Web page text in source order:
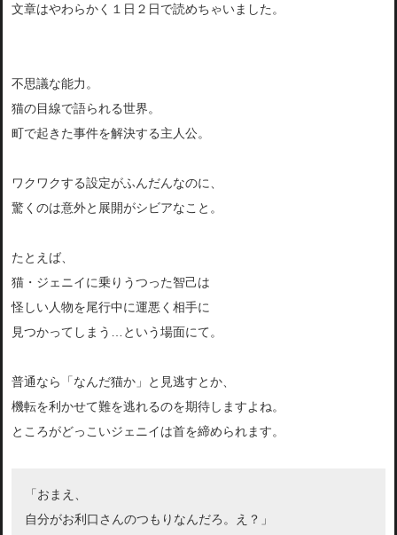
文章はやわらかく１日２日で読めちゃいました。
不思議な能力。
猫の目線で語られる世界。
町で起きた事件を解決する主人公。
ワクワクする設定がふんだんなのに、
驚くのは意外と展開がシビアなこと。
たとえば、
猫・ジェニイに乗りうつった智己は
怪しい人物を尾行中に運悪く相手に
見つかってしまう…という場面にて。
普通なら「なんだ猫か」と見逃すとか、
機転を利かせて難を逃れるのを期待しますよね。
ところがどっこいジェニイは首を締められます。
「おまえ、
自分がお利口さんのつもりなんだろ。え？」